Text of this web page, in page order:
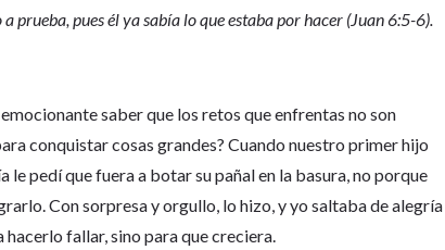
prueba, pues él ya sabía lo que estaba por hacer (Juan 6:5-6).
saber que los retos que enfrentas no son
conquistar cosas grandes? Cuando nuestro primer hijo
le pedí que fuera a botar su pañal en la basura, no porque
Con sorpresa y orgullo, lo hizo, y yo saltaba de alegría
fallar, sino para que creciera.